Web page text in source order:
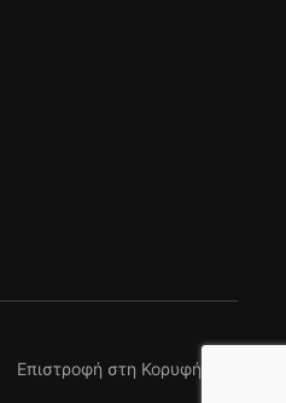
Επιστροφή στη Κορυφή